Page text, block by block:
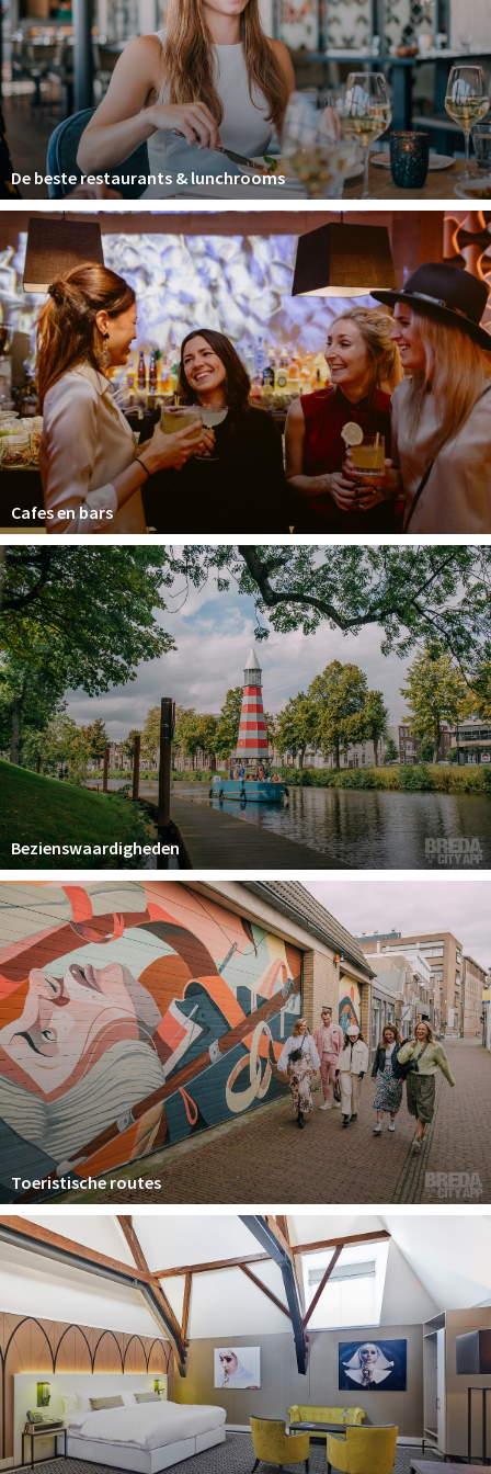
Winkelgebieden
Parkeren
Bezienswaardigheden
Musea, theaters & podia
Uitjes & activiteiten
Toeristische routes
Natuurgebieden
Baroniepoorten
Sport
Privacy
Inloggen
De beste restaurants & lunchrooms
Cafes en bars
Bezienswaardigheden
Toeristische routes